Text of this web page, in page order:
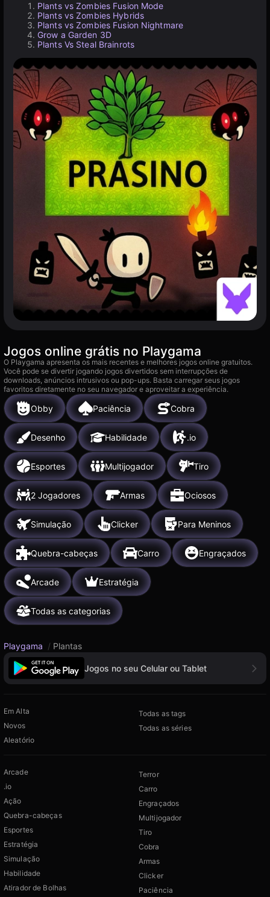
Plants vs Zombies Fusion Mode
Plants vs Zombies Hybrids
Plants vs Zombies Fusion Nightmare
Grow a Garden 3D
Plants Vs Steal Brainrots
Jogos online grátis no Playgama
O Playgama apresenta os mais recentes e melhores jogos online gratuitos.
Você pode se divertir jogando jogos divertidos sem interrupções de
downloads, anúncios intrusivos ou pop-ups. Basta carregar seus jogos
favoritos diretamente no seu navegador e aproveitar a experiência.
Obby Paciência Cobra
Desenho Habilidade .io
Esportes Multijogador Tiro
2 Jogadores Armas Ociosos
Simulação Clicker Para Meninos
Quebra-cabeças Carro Engraçados
Arcade Estratégia
Todas as categorias
Playgama / Plantas
Jogos no seu Celular ou Tablet
Em Alta
Novos
Aleatório
Todas as tags
Todas as séries
Arcade
.io
Ação
Quebra-cabeças
Esportes
Estratégia
Simulação
Habilidade
Atirador de Bolhas
Terror
Carro
Engraçados
Multijogador
Tiro
Cobra
Armas
Clicker
Paciência